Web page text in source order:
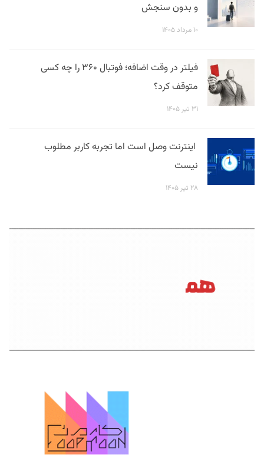
و بدون سنجش
۱۰ مرداد ۱۴۰۵
فیلتر در وقت اضافه؛ فوتبال ۳۶۰ را چه کسی
متوقف کرد؟
۳۱ تیر ۱۴۰۵
اینترنت وصل است اما تجربه کاربر مطلوب
نیست
۲۸ تیر ۱۴۰۵